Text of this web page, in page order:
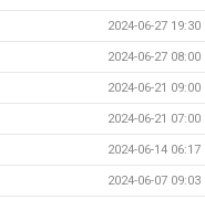
2024-06-27 19:30
2024-06-27 08:00
2024-06-21 09:00
2024-06-21 07:00
2024-06-14 06:17
2024-06-07 09:03